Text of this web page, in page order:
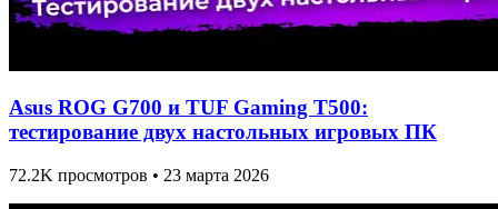
Asus ROG G700 и TUF Gaming T500:
тестирование двух настольных игровых ПК
72.2K просмотров • 23 марта 2026